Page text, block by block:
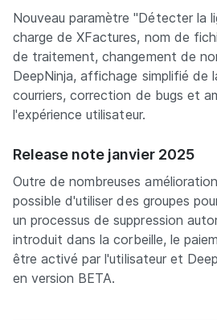
Nouveau paramètre "Détecter la
charge de XFactures, nom de
de traitement, changement de
DeepNinja, affichage simplifié de
courriers, correction de bugs et
l'expérience utilisateur.
Release note janvier 2025
Outre de nombreuses
possible d'utiliser des groupes
un processus de suppression
introduit dans la corbeille, le
être activé par l'utilisateur et
en version BETA.